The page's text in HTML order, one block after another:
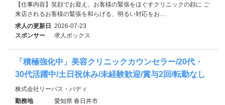
【仕事内容】笑顔でお迎え。お客様の緊張をほぐすクリニックの顔に ご
来店されるお客様の緊張を和らげる、明るい対応をお…
求人の更新日 2026-07-23
スポンサー
求人ボックス
「積極強化中」美容クリニックカウンセラー/20代・
30代活躍中/土日祝休み/未経験歓迎/賞与2回/転勤なし
株式会社リーパス・バディ
勤務地
愛知県 春日井市